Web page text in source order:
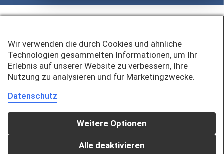
Wir verwenden die durch Cookies und ähnliche
Technologien gesammelten Informationen, um Ihr
Erlebnis auf unserer Website zu verbessern, Ihre
Nutzung zu analysieren und für Marketingzwecke.
Datenschutz
Weitere Optionen
Alle deaktivieren